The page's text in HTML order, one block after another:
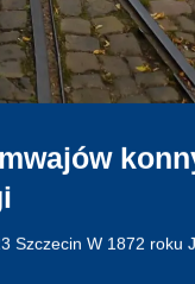
Szczecin W 1872 roku